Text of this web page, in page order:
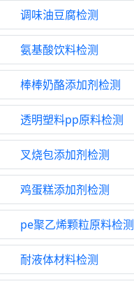
调味油豆腐检测
氨基酸饮料检测
棒棒奶酪添加剂检测
透明塑料pp原料检测
叉烧包添加剂检测
鸡蛋糕添加剂检测
pe聚乙烯颗粒原料检测
耐液体材料检测